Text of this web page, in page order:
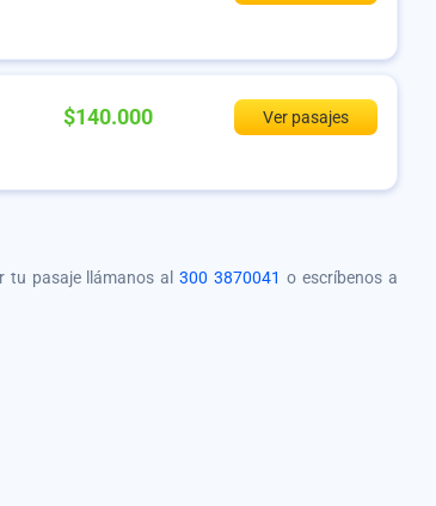
$140.000 Ver pasajes
tu pasaje llámanos al300 3870041 o escríbenos a